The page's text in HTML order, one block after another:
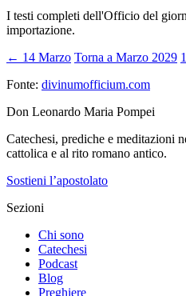
I testi completi dell'Officio del
importazione.
← 14 Marzo Torna a Marzo 2029
Fonte: divinumofficium.com
Don Leonardo Maria Pompei
Catechesi, prediche e meditazioni
cattolica e al rito romano antico.
Sostieni l’apostolato
Sezioni
Chi sono
Catechesi
Podcast
Blog
Preghiere